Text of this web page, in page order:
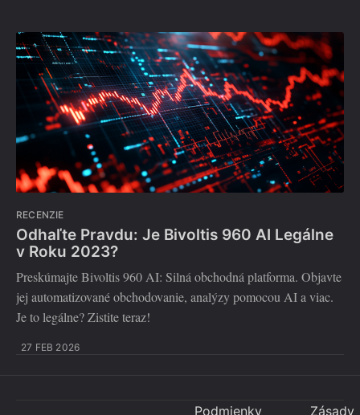
RECENZIE
Odhaľte Pravdu: Je Bivoltis 960 AI Legálne
v Roku 2023?
Preskúmajte Bivoltis 960 AI: Silná obchodná platforma. Objavte
jej automatizované obchodovanie, analýzy pomocou AI a viac.
Je to legálne? Zistite teraz!
27 FEB 2026
Podmienky Zásady